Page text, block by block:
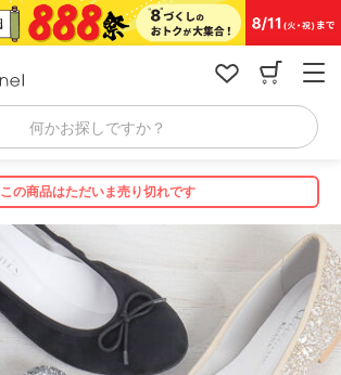
何かお探しですか？
この商品はただいま売り切れです